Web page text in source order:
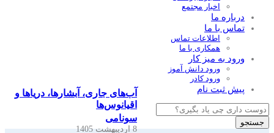
اخبار مجتمع
درباره ما
تماس با ما
اطلاعات تماس
همکاری با ما
ورود به میز کار
ورود دانش آموز
ورود کادر
پیش ثبت نام
Products
search
جستجو
آب‌های جاری، آبشارها، دریاها و
اقیانوس‌ها
8 اردیبهشت 1405
سونامی